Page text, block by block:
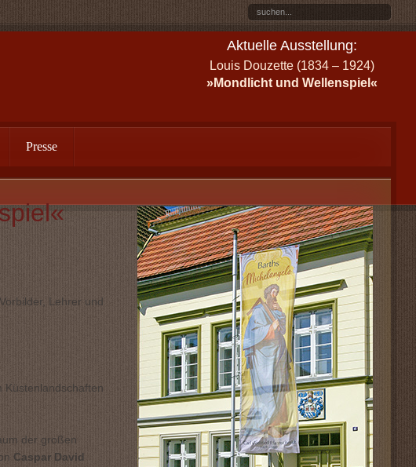
Aktuelle Ausstellung:
Louis Douzette (1834 – 1924)
»Mondlicht und Wellenspiel«
Presse
Lehrer und
Küstenlandschaften
der großen
Caspar David